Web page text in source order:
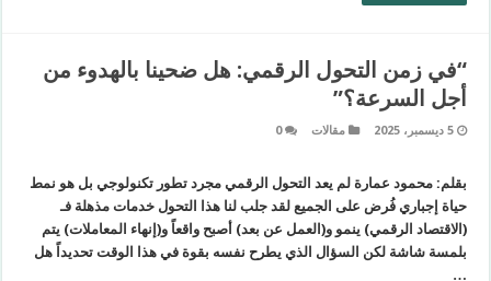
“في زمن التحول الرقمي: هل ضحينا بالهدوء من
أجل السرعة؟”
5 ديسمبر، 2025 مقالات 0
بقلم: محمود عمارة ​لم يعد التحول الرقمي مجرد تطور تكنولوجي بل هو نمط
حياة إجباري فُرض على الجميع لقد جلب لنا هذا التحول خدمات مذهلة فـ
(الاقتصاد الرقمي) ينمو و(العمل عن بعد) أصبح واقعاً و(إنهاء المعاملات) يتم
بلمسة شاشة ​لكن السؤال الذي يطرح نفسه بقوة في هذا الوقت تحديداً هل
…